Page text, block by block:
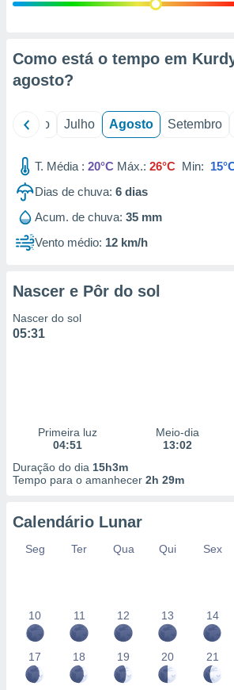
estudos
1199
Como está o tempo em
agosto?
Junho Julho Agosto Setembro
T. Média : 20°C Máx.: 26°C Min:
Dias de chuva: 6 dias
Acum. de chuva: 35 mm
Vento médio: 12 km/h
Nascer e Pôr do sol
Nascer do sol
05:31
Primeira luz
04:51
Meio-dia
13:02
Duração do dia 15h3m
Tempo para o amanhecer 2h 29m
Calendário Lunar
Seg Ter Qua Qui Sex
10 11 12 13 14
17 18 19 20 21